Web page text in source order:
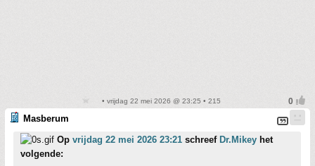
• vrijdag 22 mei 2026 @ 23:25 • 215
Masberum
Op vrijdag 22 mei 2026 23:21 schreef Dr.Mikey het
volgende: